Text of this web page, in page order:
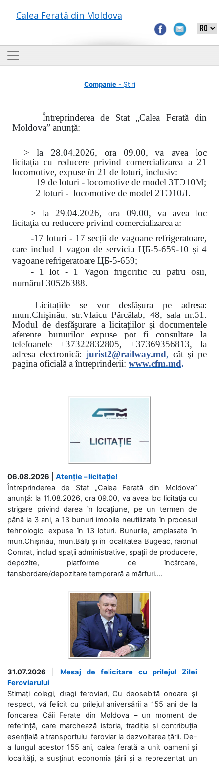
Calea Ferată din Moldova
Companie- Știri
Întreprinderea de Stat „Calea Ferată din
Moldova” anunță:
> la 28.04.2026, ora 09.00,
va avea loc
licitaţiacu reducere privind comercializarea a 21
locomotive, expuse în 21 de loturi, inclusiv:
- 19 de loturi - locomotive de model 3ТЭ10М;
- 2 loturi - locomotive de model 2ТЭ10Л.
> la 29.04.2026, ora 09.00, va avea loc
licitaţia cu reducere privind comercializarea a:
-17 loturi - 17 secții de vagoane refrigeratoare,
care includ 1 vagon de serviciu ЦБ-5-659-10 și 4
vagoane refrigeratoare ЦБ-5-659;
- 1 lot - 1 Vagon frigorific cu patru osii,
numărul 30526388.
Licitațiile se vor desfășura pe adresa:
mun.Chişinău, str.Vlaicu Pârcălab, 48, sala nr.51.
Modul de desfăşurare a licitaţiilor și documentele
aferente bunurilor expuse pot fi consultate la
telefoanele +37322832805, +37369356813, la
adresa electronică: jurist2@railway.md, cât şi pe
pagina oficială a întreprinderii: www.cfm.md.
06.08.2026
Atenție – licitație!
Întreprinderea de Stat „Calea Ferată din Moldova”
anunță: la 11.08.2026, ora 09.00, va avea loc licitaţia cu
strigare privind darea în locațiune, pe un termen de
până la 3 ani, a 13 bunuri imobile neutilizate în procesul
tehnologic, expuse în 13 loturi. Bunurile, amplasate în
mun.Chișinău, mun.Bălți și în localitatea Bugeac, raionul
Comrat, includ spații administrative, spații de producere,
depozite, platforme de încărcare,
tansbordare/depozitare temporară a mărfuri....
31.07.2026
Mesaj de felicitare cu prilejul Zilei
Feroviarului
Stimați colegi, dragi feroviari, Cu deosebită onoare și
respect, vă felicit cu prilejul aniversării a 155 ani de la
fondarea Căii Ferate din Moldova – un moment de
referință, care marchează istoria, tradiția și contribuția
esențială a transportului feroviar la dezvoltarea țării. De-
a lungul acestor 155 ani, calea ferată a unit oameni și
localități, a susținut economia țării și a reprezentat un